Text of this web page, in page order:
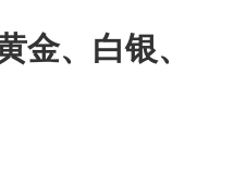
金、白银、